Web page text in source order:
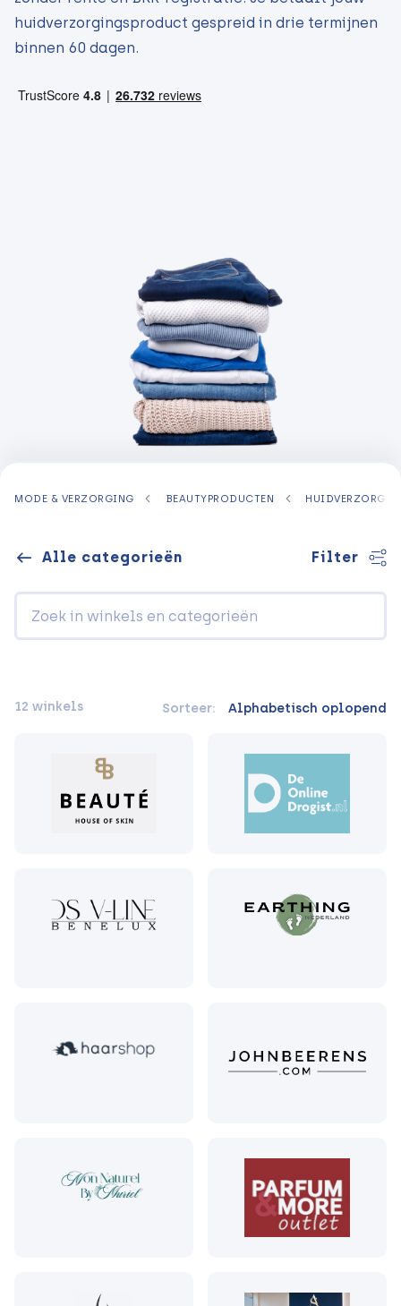
huidverzorgingsproduct gespreid in drie termijnen
binnen 60 dagen.
MODE & VERZORGING BEAUTYPRODUCTEN
Alle categorieën Filter
12 winkels Sorteer: Alphabetisch oplopend